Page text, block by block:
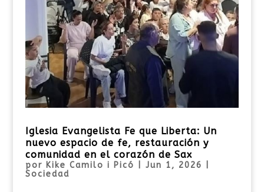
Iglesia Evangelista Fe que Liberta: Un
nuevo espacio de fe, restauración y
comunidad en el corazón de Sax
por Kike Camilo i Picó Jun 1, 2026
Sociedad